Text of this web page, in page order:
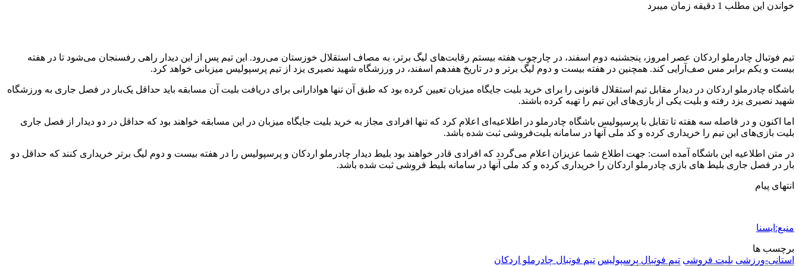
خواندن این مطلب 1 دقیقه زمان میبرد
تیم فوتبال چادرملو اردکان عصر امروز، پنجشنبه دوم اسفند، در چارچوب هفته بیستم رقابت‌های لیگ برتر، به مصاف استقلال خوزستان می‌رود. این تیم پس از این دیدار راهی رفسنجان می‌شود تا در هفته
بیست و یکم برابر مس صف‌آرایی کند. همچنین در هفته بیست و دوم لیگ برتر و در تاریخ هفدهم اسفند، در ورزشگاه شهید نصیری یزد از تیم پرسپولیس میزبانی خواهد کرد.
باشگاه چادرملو اردکان در دیدار مقابل تیم استقلال قانونی را برای خرید بلیت جایگاه میزبان تعیین کرده بود که طبق آن تنها هوادارانی برای دریافت بلیت آن مسابقه باید حداقل یک‌بار در فصل جاری به ورزشگاه
شهید نصیری یزد رفته و بلیت یکی از بازی‌های این تیم را تهیه کرده باشند.
اما اکنون و در فاصله سه هفته تا تقابل با پرسپولیس باشگاه چادرملو در اطلاعیه‌ای اعلام کرد که تنها افرادی مجاز به خرید بلیت جایگاه میزبان در این مسابقه خواهند بود که حداقل در دو دیدار از فصل جاری
بلیت بازی‌های این تیم را خریداری کرده و کد ملی آنها در سامانه بلیت‌فروشی ثبت شده باشد.
در متن اطلاعیه این باشگاه آمده است: جهت اطلاع شما عزیزان اعلام می‌گردد که افرادی قادر خواهند بود بلیط دیدار چادرملو اردکان و پرسپولیس را در هفته بیست و دوم لیگ برتر خریداری کنند که حداقل دو
بار در فصل جاری بلیط‌ های بازی چادرملو اردکان را خریداری کرده و کد ملی آنها در سامانه بلیط فروشی ثبت شده باشد.
انتهای پیام
منبع:ایسنا
برچسب ها
استانی-ورزشی بلیت فروشی تيم فوتبال پرسپوليس تیم فوتبال چادرملو اردکان